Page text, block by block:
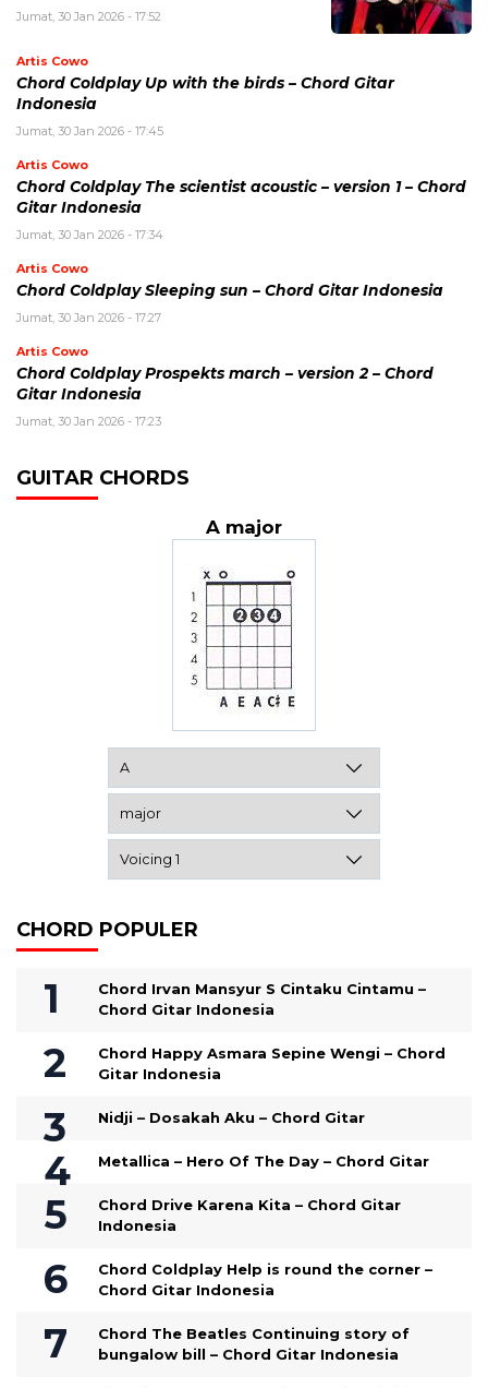
Jumat, 30 Jan 2026 - 17:52
Artis Cowo
Chord Coldplay Up with the birds – Chord Gitar
Indonesia
Jumat, 30 Jan 2026 - 17:45
Artis Cowo
Chord Coldplay The scientist acoustic – version 1 – Chord
Gitar Indonesia
Jumat, 30 Jan 2026 - 17:34
Artis Cowo
Chord Coldplay Sleeping sun – Chord Gitar Indonesia
Jumat, 30 Jan 2026 - 17:27
Artis Cowo
Chord Coldplay Prospekts march – version 2 – Chord
Gitar Indonesia
Jumat, 30 Jan 2026 - 17:23
GUITAR CHORDS
A major
CHORD POPULER
Chord Irvan Mansyur S Cintaku Cintamu –
Chord Gitar Indonesia
Chord Happy Asmara Sepine Wengi – Chord
Gitar Indonesia
Nidji – Dosakah Aku – Chord Gitar
Metallica – Hero Of The Day – Chord Gitar
Chord Drive Karena Kita – Chord Gitar
Indonesia
Chord Coldplay Help is round the corner –
Chord Gitar Indonesia
Chord The Beatles Continuing story of
bungalow bill – Chord Gitar Indonesia